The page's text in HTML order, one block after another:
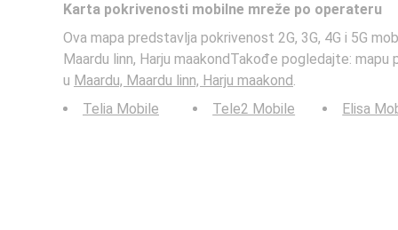
Karta pokrivenosti mobilne mreže po operateru
Ova mapa predstavlja pokrivenost 2G, 3G, 4G i 5G
Maardu linn, Harju maakondTakođe pogledajte:
u Maardu, Maardu linn, Harju maakond.
Telia Mobile
Tele2 Mobile Elisa